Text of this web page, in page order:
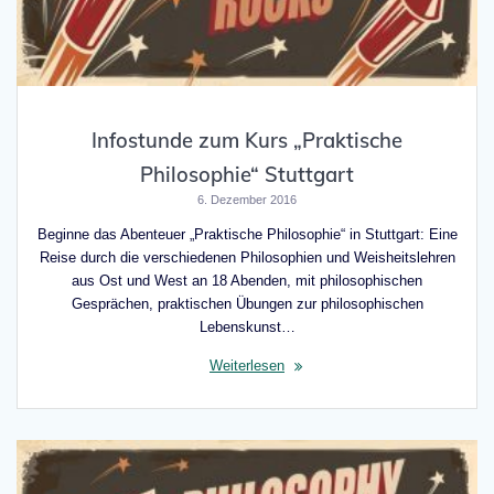
Infostunde zum Kurs „Praktische
Philosophie“ Stuttgart
6. Dezember 2016
Beginne das Abenteuer „Praktische Philosophie“ in Stuttgart: Eine
Reise durch die verschiedenen Philosophien und Weisheitslehren
aus Ost und West an 18 Abenden, mit philosophischen
Gesprächen, praktischen Übungen zur philosophischen
Lebenskunst…
Weiterlesen